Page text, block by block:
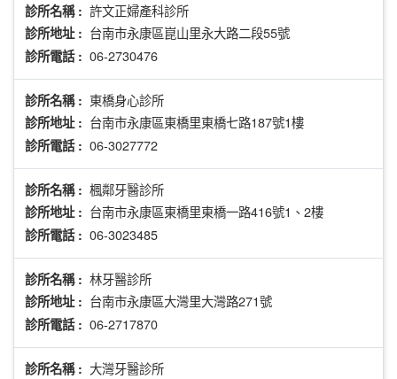
診所名稱 : 許文正婦產科診所
診所地址 : 台南市永康區崑山里永大路二段55號
診所電話 : 06-2730476
診所名稱 : 東橋身心診所
診所地址 : 台南市永康區東橋里東橋七路187號1樓
診所電話 : 06-3027772
診所名稱 : 楓鄰牙醫診所
診所地址 : 台南市永康區東橋里東橋一路416號1、2樓
診所電話 : 06-3023485
診所名稱 : 林牙醫診所
診所地址 : 台南市永康區大灣里大灣路271號
診所電話 : 06-2717870
診所名稱 : 大灣牙醫診所